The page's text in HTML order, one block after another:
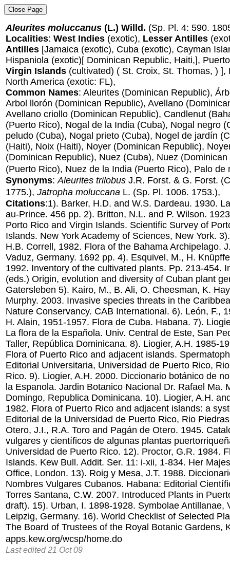
Aleurites moluccanus (L.) Willd. (Sp. Pl. 4: 590.
Localities: West Indies (exotic), Lesser Antilles
Antilles [Jamaica (exotic), Cuba (exotic), Cayman
Hispaniola (exotic)[ Dominican Republic, Haiti,],
Virgin Islands (cultivated) ( St. Croix, St. Thomas, ) ],
North America (exotic: FL),
Common Names: Aleurites (Dominican Republic),
Arbol llorón (Dominican Republic), Avellano
Avellano criollo (Dominican Republic), Candlenut
(Puerto Rico), Nogal de la India (Cuba), Nogal negro
peludo (Cuba), Nogal prieto (Cuba), Nogel de jardín
(Haiti), Noix (Haiti), Noyer (Dominican Republic),
(Dominican Republic), Nuez (Cuba), Nuez
(Puerto Rico), Nuez de la India (Puerto Rico), Palo de
Synonyms:Aleurites trilobus J.R. Forst. & G. Forst.
1775.), Jatropha moluccana L. (Sp. Pl. 1006. 1753.),
Citations:1). Barker, H.D. and W.S. Dardeau. 1930.
au-Prince. 456 pp. 2). Britton, N.L. and P. Wilson.
Porto Rico and Virgin Islands. Scientific Survey of
Islands. New York Academy of Sciences, New York.
H.B. Correll, 1982. Flora of the Bahama Archipelago.
Vaduz, Germany. 1692 pp. 4). Esquivel, M., H.
1992. Inventory of the cultivated plants. Pp. 213-454.
(eds.) Origin, evolution and diversity of Cuban plant
Gatersleben 5). Kairo, M., B. Ali, O. Cheesman, K.
Murphy. 2003. Invasive species threats in the
Nature Conservancy. CAB International. 6). León, F.,
H. Alain, 1951-1957. Flora de Cuba. Habana. 7).
La flora de la Española. Univ. Central de Este, San
Taller, República Dominicana. 8). Liogier, A.H. 1985-
Flora of Puerto Rico and adjacent islands.
Editorial Universitaria, Universidad de Puerto Rico,
Rico. 9). Liogier, A.H. 2000. Diccionario botánico de
la Espanola. Jardin Botanico Nacional Dr. Rafael Ma.
Domingo, Republica Dominicana. 10). Liogier, A.H.
1982. Flora of Puerto Rico and adjacent islands: a
Editorial de la Universidad de Puerto Rico, Rio
Otero, J.I., R.A. Toro and Pagán de Otero. 1945.
vulgares y científicos de algunas plantas
Universidad de Puerto Rico. 12). Proctor, G.R. 1984.
Islands. Kew Bull. Addit. Ser. 11: i-xii, 1-834. Her
Office, London. 13). Roig y Mesa, J.T. 1988.
Nombres Vulgares Cubanos. Habana: Editorial
Torres Santana, C.W. 2007. Introduced Plants in
draft). 15). Urban, I. 1898-1928. Symbolae Antillanae,
Leipzig, Germany. 16). World Checklist of Selected
The Board of Trustees of the Royal Botanic Gardens,
apps.kew.org/wcsp/home.do
Last edited 21 Oct 09